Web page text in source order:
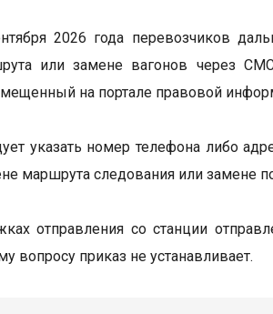
2026 года перевозчиков
или замене вагонов через
на портале правовой
указать номер телефона либо
маршрута следования или замене
отправления со станции
вопросу приказ не устанавливает.